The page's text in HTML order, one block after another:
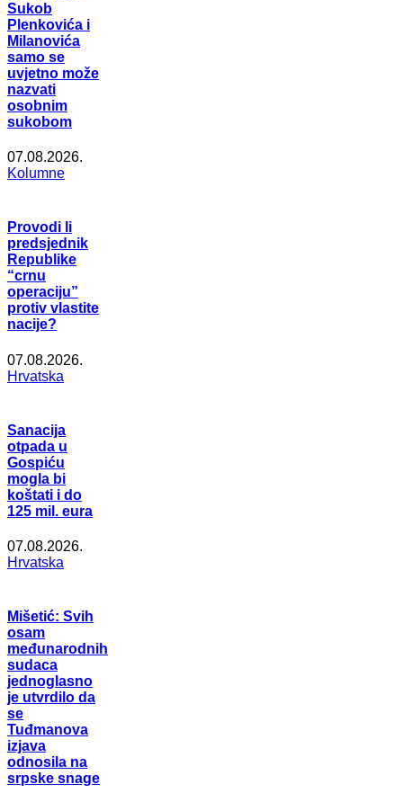
Sukob
Plenkovića i
Milanovića
samo se
uvjetno može
nazvati
osobnim
sukobom
07.08.2026.
Kolumne
Provodi li
predsjednik
Republike
“crnu
operaciju”
protiv vlastite
nacije?
07.08.2026.
Hrvatska
Sanacija
otpada u
Gospiću
mogla bi
koštati i do
125 mil. eura
07.08.2026.
Hrvatska
Mišetić: Svih
osam
međunarodnih
sudaca
jednoglasno
je utvrdilo da
se
Tuđmanova
izjava
odnosila na
srpske snage